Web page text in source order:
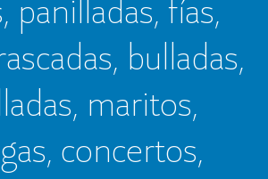
bulladas,
maritos,
concertos,